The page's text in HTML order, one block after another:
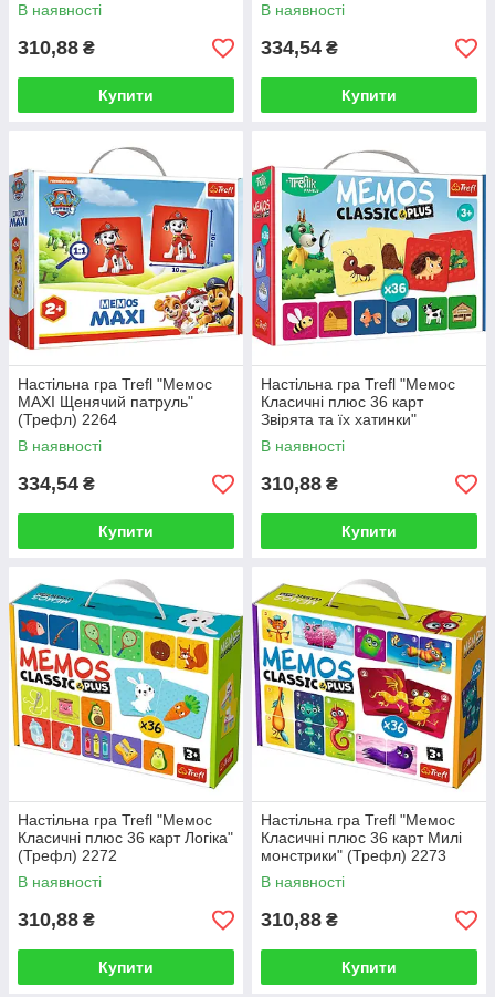
В наявності
310,88 ₴
Купити
В наявності
334,54 ₴
Купити
Настільна гра Trefl "Мемос
MAXI Щенячий патруль"
(Трефл) 2264
В наявності
334,54 ₴
Купити
Настільна гра Trefl "Мемос
Класичні плюс 36 карт
Звірята та їх хатинки"
(Трефл) 2333
В наявності
310,88 ₴
Купити
Настільна гра Trefl "Мемос
Класичні плюс 36 карт Логіка"
(Трефл) 2272
В наявності
310,88 ₴
Купити
Настільна гра Trefl "Мемос
Класичні плюс 36 карт Милі
монстрики" (Трефл) 2273
В наявності
310,88 ₴
Купити